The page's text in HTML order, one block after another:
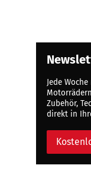
Jede
Zubehör,
direkt in